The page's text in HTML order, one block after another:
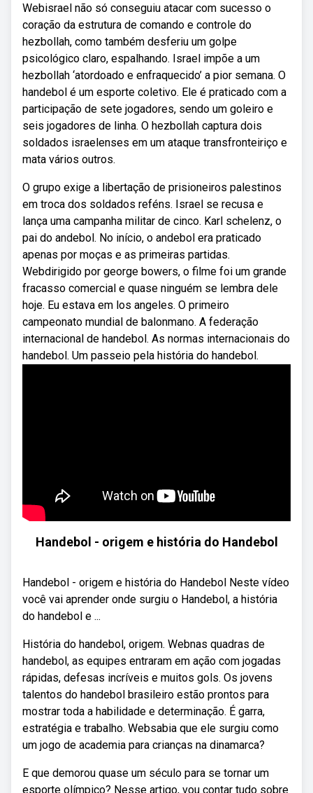
Webisrael não só conseguiu atacar com sucesso o
coração da estrutura de comando e controle do
hezbollah, como também desferiu um golpe
psicológico claro, espalhando. Israel impõe a um
hezbollah ‘atordoado e enfraquecido’ a pior semana. O
handebol é um esporte coletivo. Ele é praticado com a
participação de sete jogadores, sendo um goleiro e
seis jogadores de linha. O hezbollah captura dois
soldados israelenses em um ataque transfronteiriço e
mata vários outros.
O grupo exige a libertação de prisioneiros palestinos
em troca dos soldados reféns. Israel se recusa e
lança uma campanha militar de cinco. Karl schelenz, o
pai do andebol. No início, o andebol era praticado
apenas por moças e as primeiras partidas.
Webdirigido por george bowers, o filme foi um grande
fracasso comercial e quase ninguém se lembra dele
hoje. Eu estava em los angeles. O primeiro
campeonato mundial de balonmano. A federação
internacional de handebol. As normas internacionais do
handebol. Um passeio pela história do handebol.
Handebol - origem e história do Handebol
Handebol - origem e história do Handebol Neste vídeo
você vai aprender onde surgiu o Handebol, a história
do handebol e ...
História do handebol, origem. Webnas quadras de
handebol, as equipes entraram em ação com jogadas
rápidas, defesas incríveis e muitos gols. Os jovens
talentos do handebol brasileiro estão prontos para
mostrar toda a habilidade e determinação. É garra,
estratégia e trabalho. Websabia que ele surgiu como
um jogo de academia para crianças na dinamarca?
E que demorou quase um século para se tornar um
esporte olímpico? Nesse artigo, vou contar tudo sobre